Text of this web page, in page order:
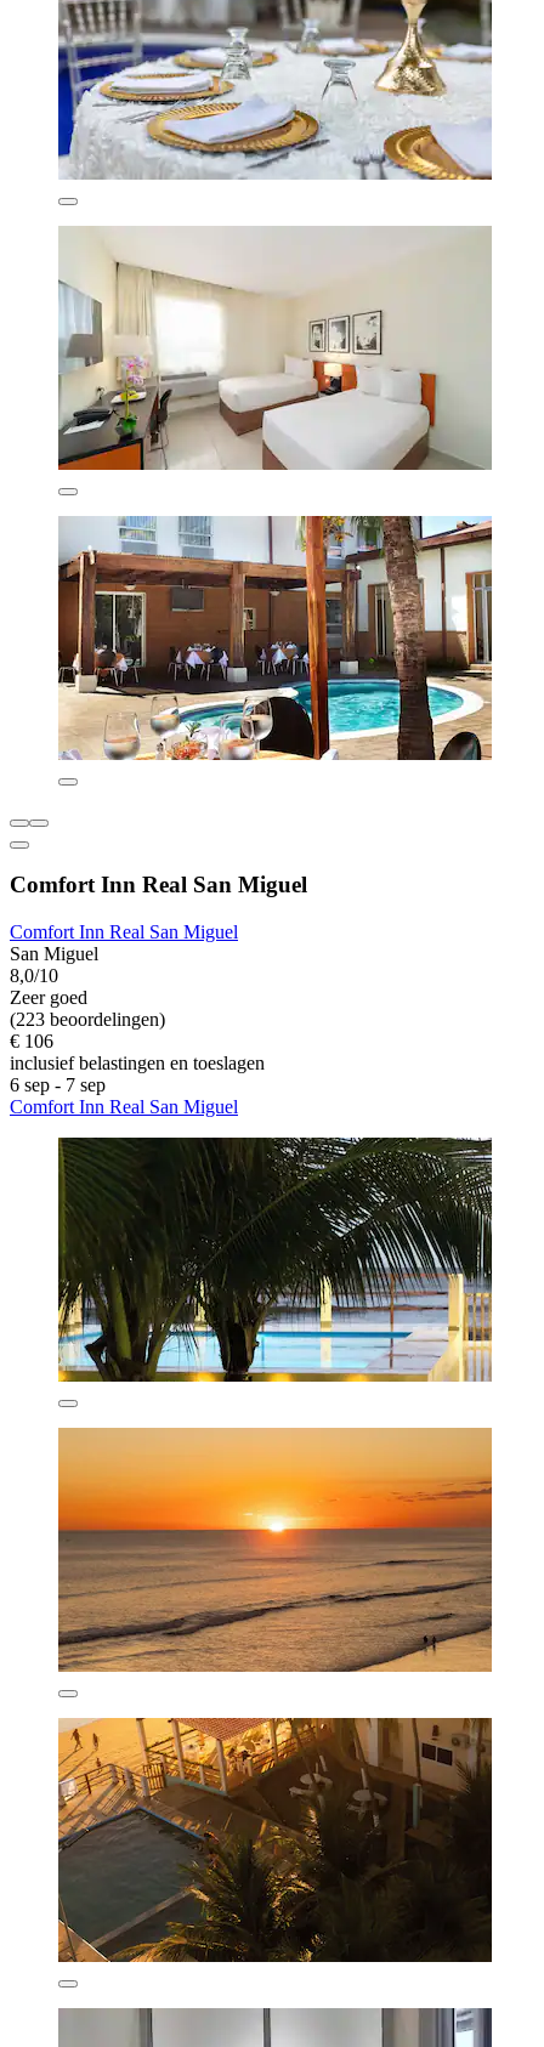
Comfort Inn Real San Miguel
Comfort Inn Real San Miguel
San Miguel
8,0/10
Zeer goed
(223 beoordelingen)
€ 106
inclusief belastingen en toeslagen
6 sep - 7 sep
Comfort Inn Real San Miguel